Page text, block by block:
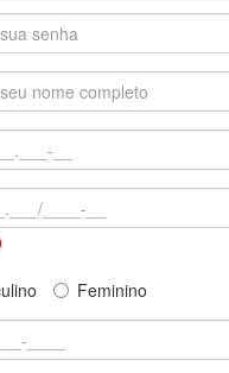
Feminino